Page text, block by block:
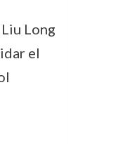
Long
el